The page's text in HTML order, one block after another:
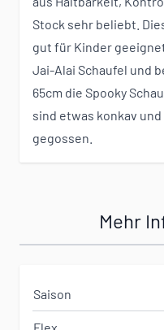
Stock sehr beliebt.
gut für Kinder
Jai-Alai Schaufel und
65cm die Spooky
sind etwas konkav und
gegossen.
Mehr
Saison